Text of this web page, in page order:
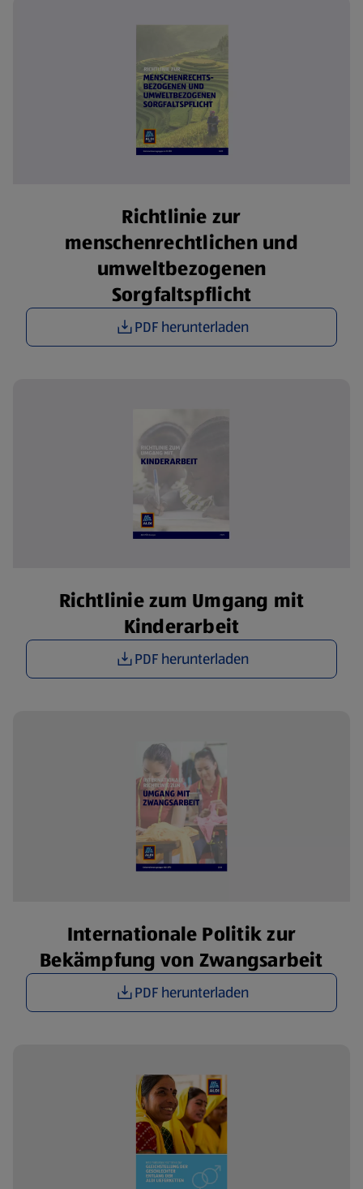
Richtlinie zur
menschenrechtlichen und
umweltbezogenen
Sorgfaltspflicht
PDF herunterladen
Richtlinie zum Umgang mit
Kinderarbeit
PDF herunterladen
Internationale Politik zur
Bekämpfung von Zwangsarbeit
PDF herunterladen